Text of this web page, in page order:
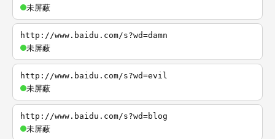
未屏蔽
http://www.baidu.com/s?wd=damn
未屏蔽
http://www.baidu.com/s?wd=evil
未屏蔽
http://www.baidu.com/s?wd=blog
未屏蔽